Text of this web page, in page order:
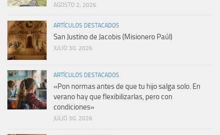
AGOSTO 2, 2026
ARTÍCULOS DESTACADOS
San Justino de Jacobis (Misionero Paúl)
JULIO 30, 2026
ARTÍCULOS DESTACADOS
«Pon normas antes de que tu hijo salga solo. En
verano hay que flexibilizarlas, pero con
condiciones»
JULIO 30, 2026